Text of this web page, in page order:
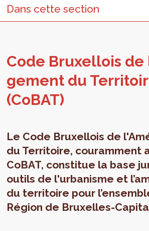
Dans cette section
Code Bruxel­lois
ge­ment du
(CoBAT)
Le Code Bruxellois de
du Territoire, couramment
CoBAT, constitue la base
outils de l'urbanisme et
du territoire pour
Région de Bruxelles-